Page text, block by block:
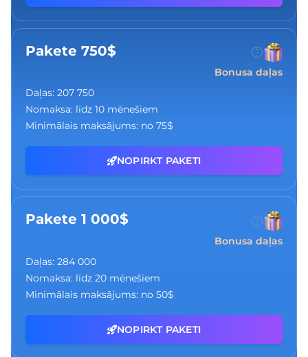
Pakete 750$
Bonusa daļas
Daļas: 207 750
Nomaksa: līdz 10 mēnešiem
Minimālais maksājums: no 75$
NOPIRKT PAKETI
Pakete 1 000$
Bonusa daļas
Daļas: 284 000
Nomaksa: līdz 20 mēnešiem
Minimālais maksājums: no 50$
NOPIRKT PAKETI